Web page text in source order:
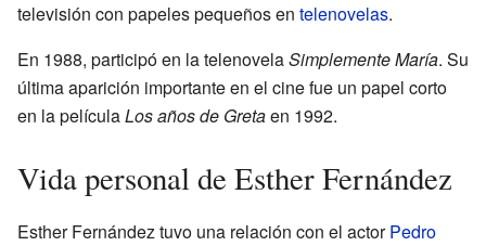
televisión con papeles pequeños en telenovelas.
En 1988, participó en la telenovelaSimplemente María. Su
última aparición importante en el cine fue un papel corto
en la películaLos años de Gretaen 1992.
Vida personal de Esther Fernández
Esther Fernández tuvo una relación con el actorPedro